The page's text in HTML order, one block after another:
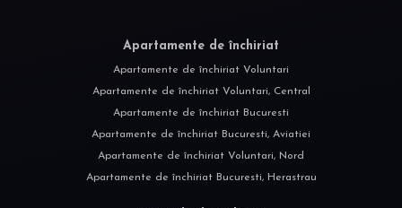
Apartamente de închiriat
Apartamente de închiriat Voluntari
Apartamente de închiriat Voluntari, Central
Apartamente de închiriat Bucuresti
Apartamente de închiriat Bucuresti, Aviatiei
Apartamente de închiriat Voluntari, Nord
Apartamente de închiriat Bucuresti, Herastrau